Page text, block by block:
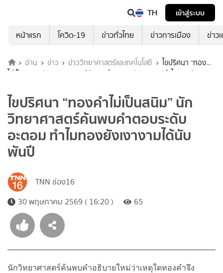
TH
เข้าสู่ระบบ
หน้าแรก
โควิด-19 ข่าวทั่วไทย ข่าวการเมือง ข่าว
อ่าน ข่าว ข่าววิทยาศาสตร์และเทคโนโลยี
ไขปริศนา “ทองคำ
ไม่เป็นสนิม” นักวิทยาศาสตร์ค้นพบคำตอบระดับอะตอม ทำไมทองยังเงา
ไขปริศนา “ทองคำไม่เป็นสนิม” นัก
วิทยาศาสตร์ค้นพบคำตอบระดับ
อะตอม ทำไมทองยังเงางามได้นับ
พันปี
TNN ช่อง16
30 พฤษภาคม 2569 ( 16:20 )
65
นักวิทยาศาสตร์ค้นพบคำอธิบายใหม่ว่าเหตุใดทองคำจึง